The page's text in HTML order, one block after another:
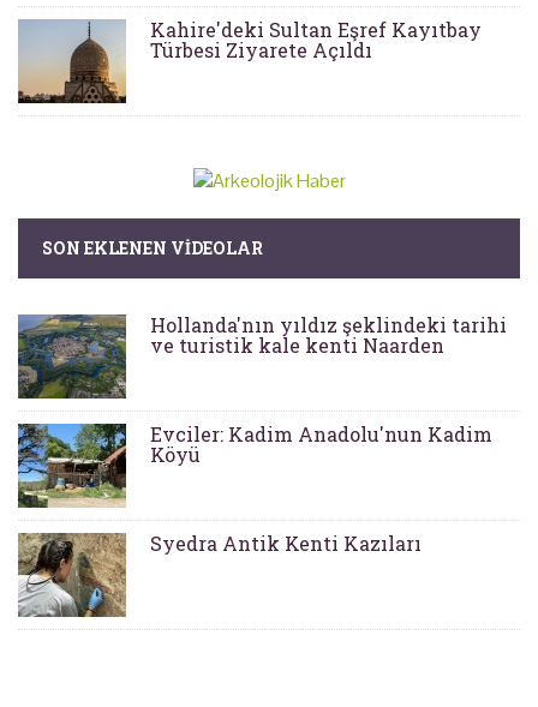
Kahire'deki Sultan Eşref Kayıtbay
Türbesi Ziyarete Açıldı
SON EKLENEN VIDEOLAR
Hollanda'nın yıldız şeklindeki tarihi
ve turistik kale kenti Naarden
Evciler: Kadim Anadolu'nun Kadim
Köyü
Syedra Antik Kenti Kazıları